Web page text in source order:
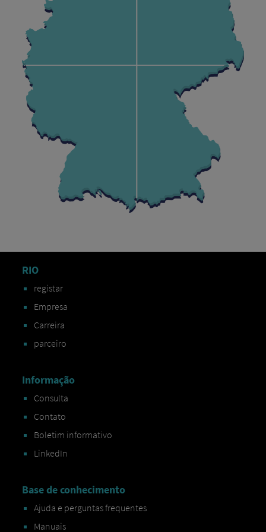
RIO
registar
Empresa
Carreira
parceiro
Informação
Consulta
Contato
Boletim informativo
LinkedIn
Base de conhecimento
Ajuda e perguntas frequentes
Manuais